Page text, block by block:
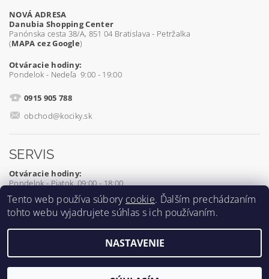
NOVÁ ADRESA
Danubia Shopping Center
Panónska cesta 38/A, 851 04 Bratislava - Petržalka
(MAPA cez Google)
Otváracie hodiny:
Pondelok - Nedeľa 9:00 - 19:00
0915 905 788
obchod@kociky.sk
SERVIS
Otváracie hodiny:
Pondelok - Piatok 09:00 - 18:00
0905 539 927
2026 ©Kociky.sk, všetky práva vyhradené
Tento web používa súbory cookie. Ďalším prechádzaním
tohto webu vyjadrujete súhlas s ich používaním.
NASTAVENIE